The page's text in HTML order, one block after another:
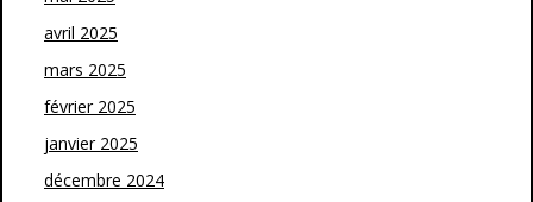
avril 2025
mars 2025
février 2025
janvier 2025
décembre 2024